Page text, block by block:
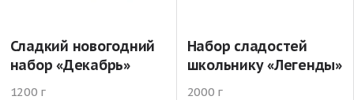
Сладкий новогодний
набор «Декабрь»
1200 г
Набор сладостей
школьнику «Легенды»
2000 г